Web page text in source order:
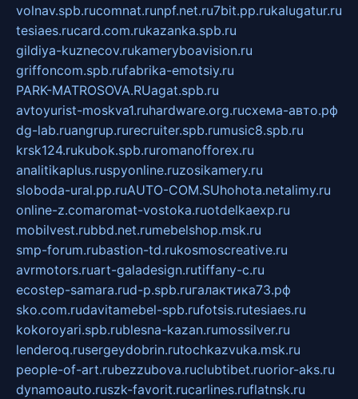
volnav.spb.rucomnat.runpf.net.ru7bit.pp.rukalugatur.ru
tesiaes.rucard.com.rukazanka.spb.ru
gildiya-kuznecov.rukameryboavision.ru
griffoncom.spb.rufabrika-emotsiy.ru
PARK-MATROSOVA.RUagat.spb.ru
avtoyurist-moskva1.ruhardware.org.ruсхема-авто.рф
dg-lab.ruangrup.rurecruiter.spb.rumusic8.spb.ru
krsk124.rukubok.spb.ruromanofforex.ru
analitikaplus.ruspyonline.ruzosikamery.ru
sloboda-ural.pp.ruAUTO-COM.SUhohota.netalimy.ru
online-z.comaromat-vostoka.ruotdelkaexp.ru
mobilvest.rubbd.net.rumebelshop.msk.ru
smp-forum.rubastion-td.rukosmoscreative.ru
avrmotors.ruart-galadesign.rutiffany-c.ru
ecostep-samara.rud-p.spb.ruгалактика73.рф
sko.com.rudavitamebel-spb.rufotsis.rutesiaes.ru
kokoroyari.spb.rublesna-kazan.rumossilver.ru
lenderoq.rusergeydobrin.rutochkazvuka.msk.ru
people-of-art.rubezzubova.ruclubtibet.ruorior-aks.ru
dynamoauto.ruszk-favorit.rucarlines.ruflatnsk.ru